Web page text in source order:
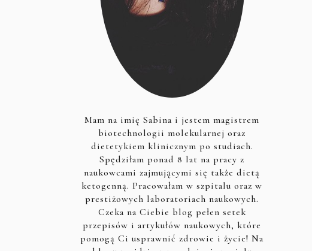
Mam na imię Sabina i jestem magistrem
biotechnologii molekularnej oraz
dietetykiem klinicznym po studiach.
Spędziłam ponad 8 lat na pracy z
naukowcami zajmującymi się także dietą
ketogenną. Pracowałam w szpitalu oraz w
prestiżowych laboratoriach naukowych.
Czeka na Ciebie blog pełen setek
przepisów i artykułów naukowych, które
pomogą Ci usprawnić zdrowie i życie! Na